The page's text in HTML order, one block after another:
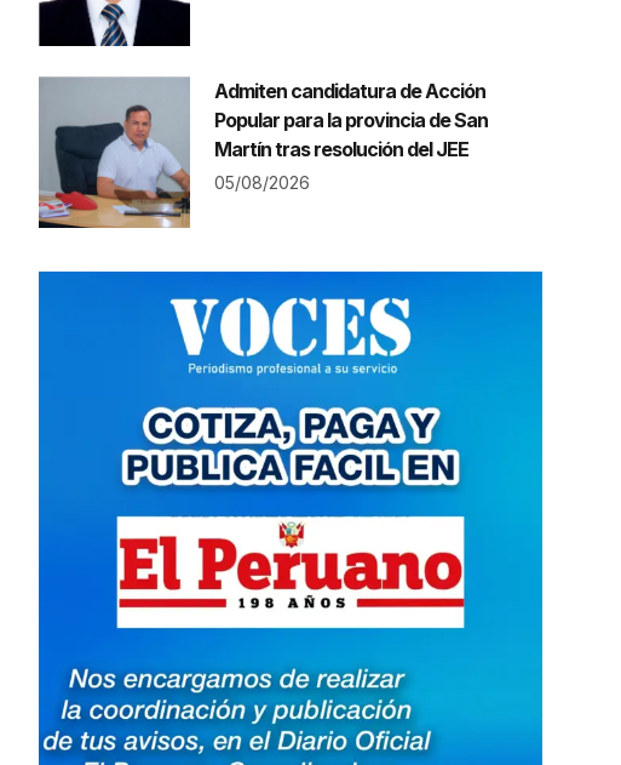
Admiten candidatura de Acción
Popular para la provincia de San
Martín tras resolución del JEE
05/08/2026